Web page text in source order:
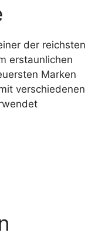
der reichsten
erstaunlichen
Marken
verschiedenen